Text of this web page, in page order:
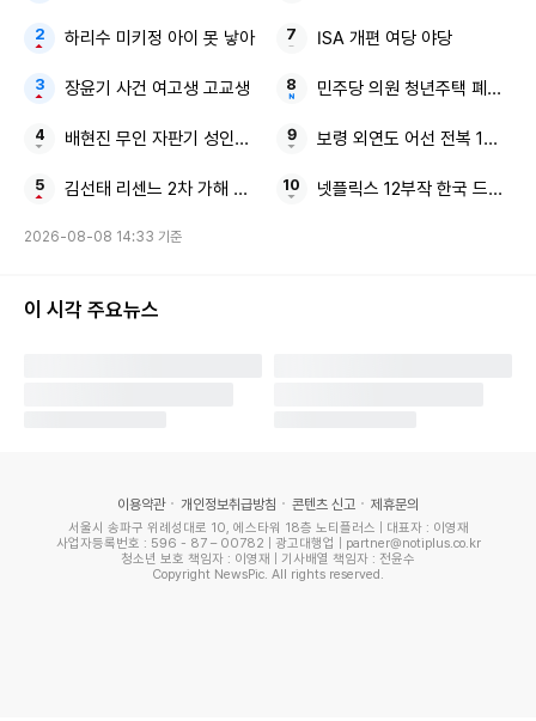
하리수 미키정 아이 못 낳아
장윤기 사건 여고생 고교생
배현진 무인 자판기 성인인증 국가 기준
김선태 리센느 2차 가해 논란 8초짜리 근황 영상
ISA 개편 여당 야당
민주당 의원 청년주택 폐버스
보령 외연도 어선 전복 1명 실종
넷플릭스 12부작 한국 드라마
2026-08-08 14:33 기준
이 시각 주요뉴스
이용약관 개인정보취급방침 콘텐츠 신고 제휴문의
서울시 송파구 위례성대로 10, 에스타워 18층 노티플러스 | 대표자 : 이영재
사업자등록번호 : 596 - 87 – 00782 | 광고대행업 | partner@notiplus.co.kr
청소년 보호 책임자 : 이영재 | 기사배열 책임자 : 전윤수
Copyright NewsPic. All rights reserved.